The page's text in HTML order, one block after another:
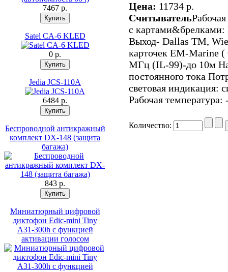
7467 p.
Satel CA-6 KLED
0 p.
Jedia JCS-110A
6484 p.
Беспроводной антикражный
комплект DX-148 (защита
багажа)
843 p.
Миниатюрный цифровой
диктофон Edic-mini Tiny
A31-300h с функцией
активации голосом
Цена: 11734 p.
Считыватель
с
Выход- Dallas TM,
карточек ЕМ-Marine (
МГц (IL-99)-до 10м
постоянного тока
световая индикация:
Рабочая
Количество: